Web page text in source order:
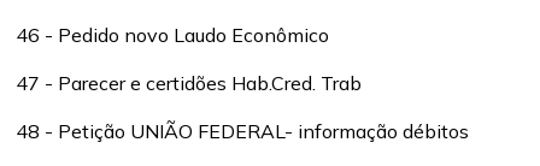
46 - Pedido novo Laudo Econômico
47 - Parecer e certidões Hab.Cred. Trab
48 - Petição UNIÃO FEDERAL- informação débitos